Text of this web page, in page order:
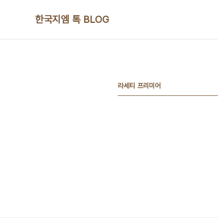
한국지엠 톡 BLOG
라세티 프리미어